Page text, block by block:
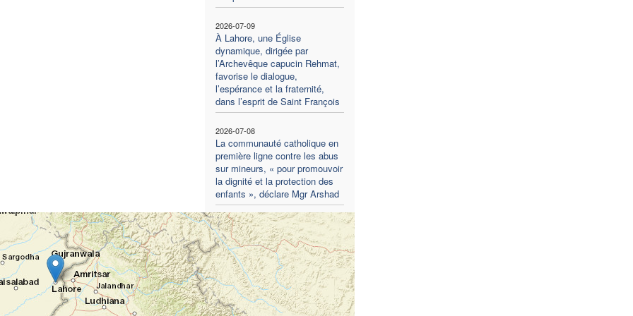
2026-07-09
À Lahore, une Église
dynamique, dirigée par
l’Archevêque capucin Rehmat,
favorise le dialogue,
l’espérance et la fraternité,
dans l’esprit de Saint François
2026-07-08
La communauté catholique en
première ligne contre les abus
sur mineurs, « pour promouvoir
la dignité et la protection des
enfants », déclare Mgr Arshad